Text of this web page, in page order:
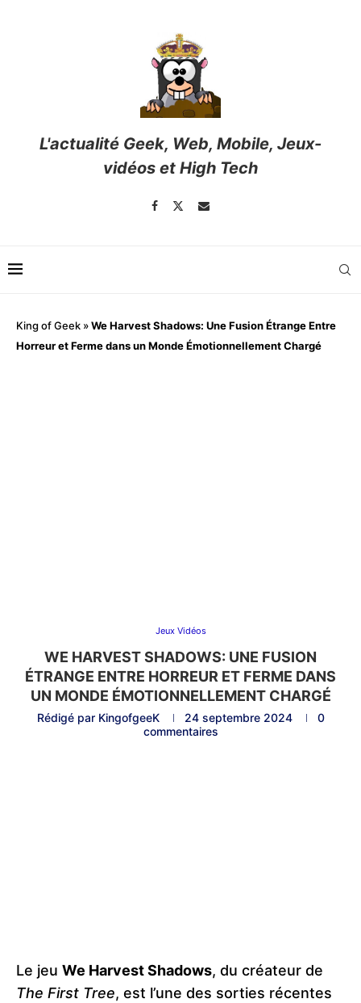
L'actualité Geek, Web, Mobile, Jeux-
vidéos et High Tech
King of Geek »We Harvest Shadows: Une Fusion Étrange Entre
Horreur et Ferme dans un Monde Émotionnellement Chargé
Jeux Vidéos
WE HARVEST SHADOWS: UNE FUSION
ÉTRANGE ENTRE HORREUR ET FERME DANS
UN MONDE ÉMOTIONNELLEMENT CHARGÉ
Rédigé par KingofgeeK 24 septembre 2024
0
commentaires
Le jeu We Harvest Shadows, du créateur de
The First Tree, est l’une des sorties récentes